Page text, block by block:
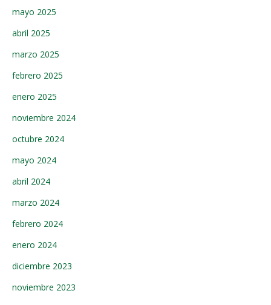
mayo 2025
abril 2025
marzo 2025
febrero 2025
enero 2025
noviembre 2024
octubre 2024
mayo 2024
abril 2024
marzo 2024
febrero 2024
enero 2024
diciembre 2023
noviembre 2023